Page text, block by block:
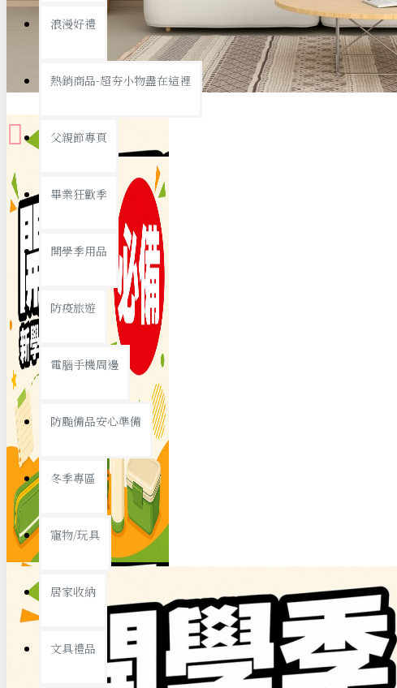
置物架/收納櫃
銅板精選
19元專區
39元專區
節慶熱賣
春節/新年
浪漫好禮
熱銷商品-超夯小物盡在這裡
父親節專頁
畢業狂歡季
開學季用品
防疫旅遊
電腦手機周邊
防颱備品安心準備
冬季專區
寵物/玩具
居家收納
文具禮品